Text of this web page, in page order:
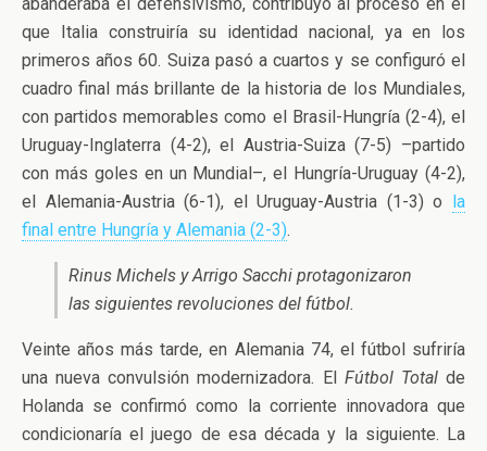
que Italia construiría su identidad nacional, ya en los
primeros años 60. Suiza pasó a cuartos y se configuró el
cuadro final más brillante de la historia de los Mundiales,
con partidos memorables como el Brasil-Hungría (2-4), el
Uruguay-Inglaterra (4-2), el Austria-Suiza (7-5) –partido
con más goles en un Mundial–, el Hungría-Uruguay (4-2),
el Alemania-Austria (6-1), el Uruguay-Austria (1-3) o la
final entre Hungría y Alemania (2-3).
Rinus Michels y Arrigo Sacchi protagonizaron
las siguientes revoluciones del fútbol.
Veinte años más tarde, en Alemania 74, el fútbol sufriría
una nueva convulsión modernizadora. El Fútbol Totalde
Holanda se confirmó como la corriente innovadora que
condicionaría el juego de esa década y la siguiente. La